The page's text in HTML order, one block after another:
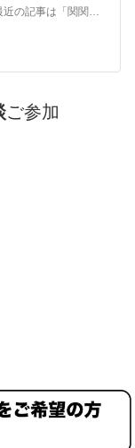
春名英語塾 代表春名ブログさんのブログです。最近の記事は「関関同立合格体験記＆1年生英検２級→全国偏差値60超へ（画像あり）」です。
ご参加